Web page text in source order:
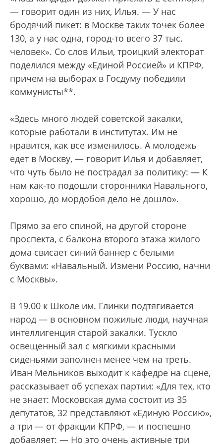
— говорит один из них, Илья. — У нас
бродячий пикет: в Москве таких точек более
130, а у нас одна, город-то всего 37 тыс.
человек». Со слов Ильи, троицкий электорат
поделился между «Единой Россией» и КПРФ,
причем на выборах в Госдуму победили
коммунисты**.
«Здесь много людей советской закалки,
которые работали в институтах. Им не
нравится, как все изменилось. А молодежь
едет в Москву, — говорит Илья и добавляет,
что чуть было не пострадал за политику: — К
нам как-то подошли сторонники Навального,
хорошо, до мордобоя дело не дошло».
Прямо за его спиной, на другой стороне
проспекта, с балкона второго этажа жилого
дома свисает синий баннер с белыми
буквами: «Навальный. Измени Россию, начни
с Москвы».
В 19.00 к Школе им. Глинки подтягивается
народ — в основном пожилые люди, научная
интеллигенция старой закалки. Тускло
освещенный зал с мягкими красными
сиденьями заполнен менее чем на треть.
Иван Мельников выходит к кафедре на сцене,
рассказывает об успехах партии: «Для тех, кто
не знает: Московская дума состоит из 35
депутатов, 32 представляют «Единую Россию»,
а три — от фракции КПРФ, — и поспешно
добавляет: — Но это очень активные три